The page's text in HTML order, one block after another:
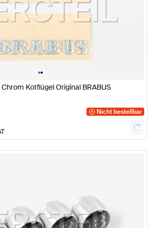
••
Kotflügel Original BRABUS
Nicht bestellbar